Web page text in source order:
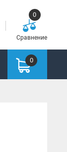
0
Сравнение
0